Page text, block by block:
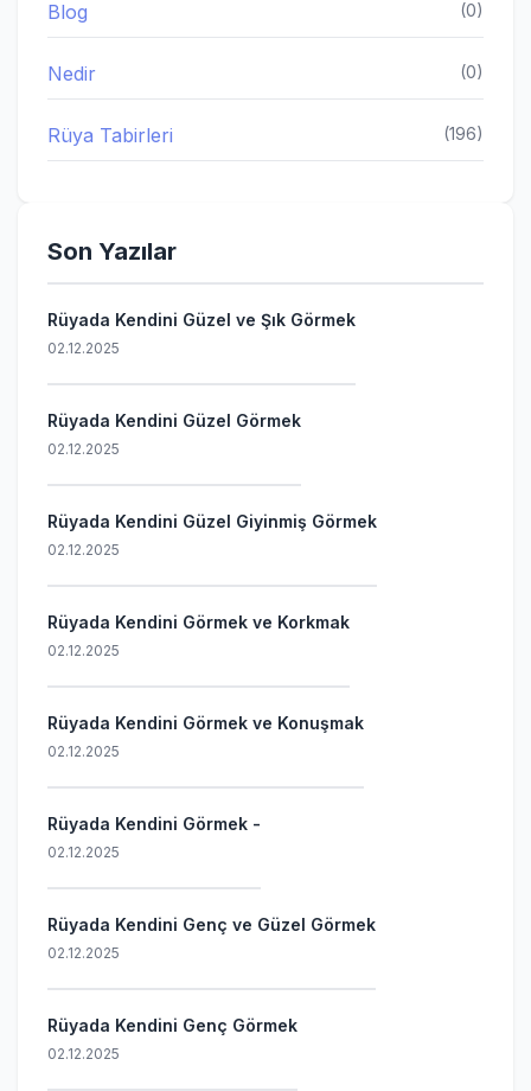
Blog (0)
Nedir (0)
Rüya Tabirleri (196)
Son Yazılar
Rüyada Kendini Güzel ve Şık Görmek
02.12.2025
Rüyada Kendini Güzel Görmek
02.12.2025
Rüyada Kendini Güzel Giyinmiş Görmek
02.12.2025
Rüyada Kendini Görmek ve Korkmak
02.12.2025
Rüyada Kendini Görmek ve Konuşmak
02.12.2025
Rüyada Kendini Görmek -
02.12.2025
Rüyada Kendini Genç ve Güzel Görmek
02.12.2025
Rüyada Kendini Genç Görmek
02.12.2025